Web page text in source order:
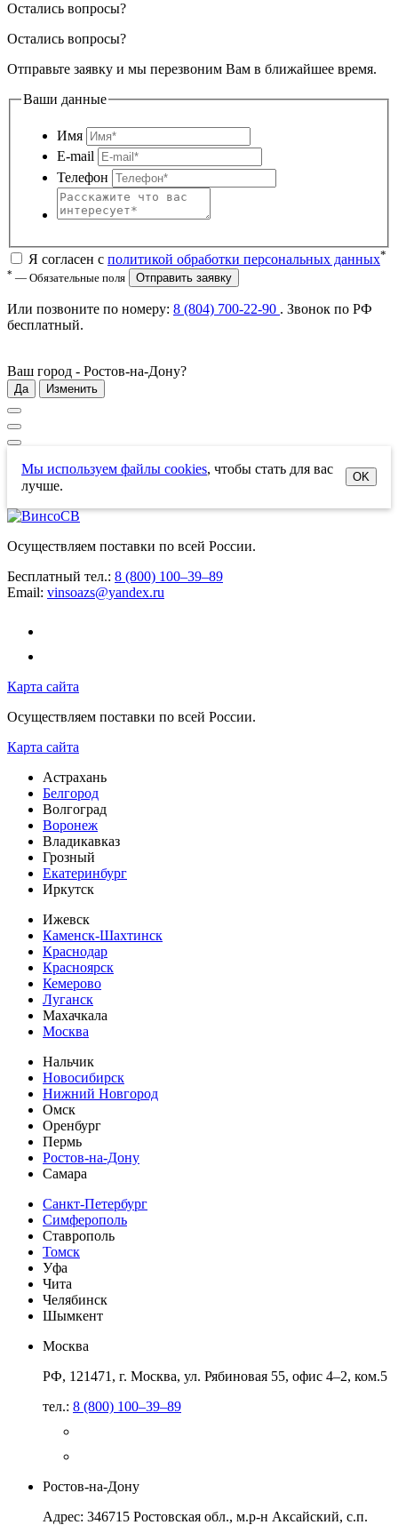
Остались вопросы?
Остались вопросы?
Отправьте заявку и мы перезвоним Вам в ближайшее время.
Ваши данные
Имя
E-mail
Телефон
Я согласен с политикой обработки персональных данных*
* — Обязательные поля Отправить заявку
Или позвоните по номеру: 8 (804) 700-22-90 . Звонок по РФ
бесплатный.
Ваш город - Ростов-на-Дону?
Да Изменить
Мы используем файлы cookies, чтобы стать для вас
лучше.
OK
Осуществляем поставки по всей России.
Бесплатный тел.: 8 (800) 100–39–89
Email: vinsoazs@yandex.ru
Карта сайта
Осуществляем поставки по всей России.
Карта сайта
Астрахань
Белгород
Волгоград
Воронеж
Владикавказ
Грозный
Екатеринбург
Иркутск
Ижевск
Каменск-Шахтинск
Краснодар
Красноярск
Кемерово
Луганск
Махачкала
Москва
Нальчик
Новосибирск
Нижний Новгород
Омск
Оренбург
Пермь
Ростов-на-Дону
Самара
Санкт-Петербург
Симферополь
Ставрополь
Томск
Уфа
Чита
Челябинск
Шымкент
Москва
РФ, 121471, г. Москва, ул. Рябиновая 55, офис 4–2, ком.5
тел.: 8 (800) 100–39–89
Ростов-на-Дону
Адрес: 346715 Ростовская обл., м.р-н Аксайский, с.п.